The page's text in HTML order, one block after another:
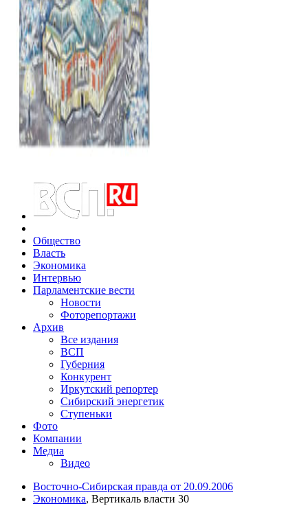
Общество
Власть
Экономика
Интервью
Парламентские вести
Новости
Фоторепортажи
Архив
Все издания
ВСП
Губерния
Конкурент
Иркутский репортер
Сибирский энергетик
Ступеньки
Фото
Компании
Медиа
Видео
Восточно-Сибирская правда от 20.09.2006
Экономика, Вертикаль власти 30